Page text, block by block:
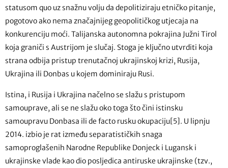
statusom quo uz snažnu volju da depolitiziraju etničko pitanje,
pogotovo ako nema značajnijeg geopolitičkog utjecaja na
konkurenciju moći. Talijanska autonomna pokrajina Južni Tirol
koja graniči s Austrijom je slučaj. Stoga je ključno utvrditi koja
strana odbija pristup trenutačnoj ukrajinskoj krizi, Rusija,
Ukrajina ili Donbas u kojem dominiraju Rusi.
Istina, i Rusija i Ukrajina načelno se slažu s pristupom
samouprave, ali se ne slažu oko toga što čini istinsku
samoupravu Donbasa ili de facto rusku okupaciju[5]. U lipnju
2014. izbio je rat između separatističkih snaga
samoproglašenih Narodne Republike Donjeck i Lugansk i
ukrajinske vlade kao dio posljedica antiruske ukrajinske (tzv.,